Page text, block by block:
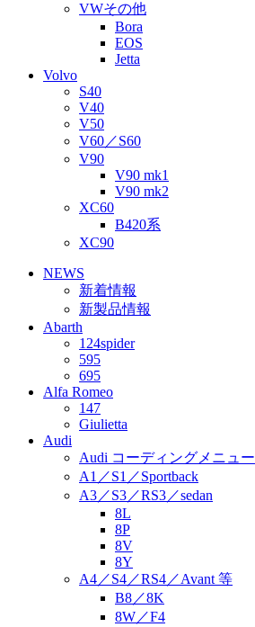
VWその他
Bora
EOS
Jetta
Volvo
S40
V40
V50
V60／S60
V90
V90 mk1
V90 mk2
XC60
B420系
XC90
NEWS
新着情報
新製品情報
Abarth
124spider
595
695
Alfa Romeo
147
Giulietta
Audi
Audi コーディングメニュー
A1／S1／Sportback
A3／S3／RS3／sedan
8L
8P
8V
8Y
A4／S4／RS4／Avant 等
B8／8K
8W／F4